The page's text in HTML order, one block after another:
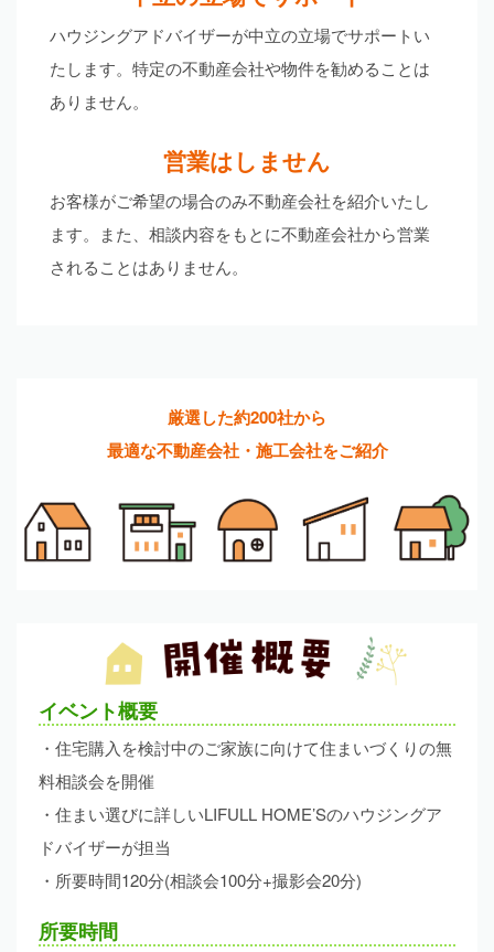
ハウジングアドバイザーが中立の立場でサポートい
たします。特定の不動産会社や物件を勧めることは
ありません。
営業はしません
お客様がご希望の場合のみ不動産会社を紹介いたし
ます。また、相談内容をもとに不動産会社から営業
されることはありません。
厳選した約200社から
最適な不動産会社・施工会社をご紹介
イベント概要
・住宅購入を検討中のご家族に向けて住まいづくりの無
料相談会を開催
・住まい選びに詳しいLIFULL HOME’Sのハウジングア
ドバイザーが担当
・所要時間120分(相談会100分+撮影会20分)
所要時間